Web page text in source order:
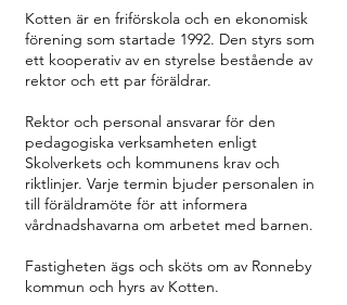
Kotten är en friförskola och en ekonomisk
förening som startade 1992. Den styrs som
ett kooperativ av en styrelse bestående av
rektor och ett par föräldrar.
Rektor och personal ansvarar för den
pedagogiska verksamheten enligt
Skolverkets och kommunens krav och
riktlinjer. Varje termin bjuder personalen in
till föräldramöte för att informera
vårdnadshavarna om arbetet med barnen.
Fastigheten ägs och sköts om av Ronneby
kommun och hyrs av Kotten.